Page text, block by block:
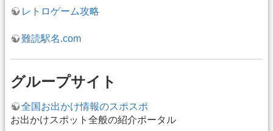
レトロゲーム攻略
難読駅名.com
グループサイト
全国お出かけ情報のスポスポ
お出かけスポット全般の紹介ポータル